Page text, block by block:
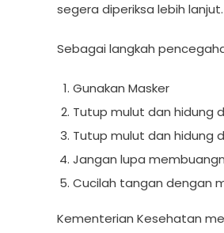
segera diperiksa lebih lanjut.
Sebagai langkah
Gunakan Masker
Tutup mulut dan hidung
Tutup mulut dan hidung
Jangan lupa
Cucilah tangan dengan
Kementerian Kesehatan